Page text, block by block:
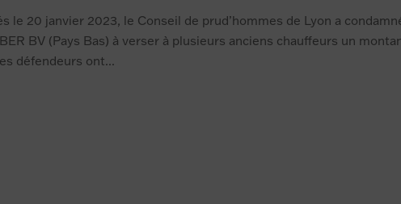
le 20 janvier 2023, le Conseil de prud’hommes de Lyon a
BV (Pays Bas) à verser à plusieurs anciens chauffeurs un
défendeurs ont...